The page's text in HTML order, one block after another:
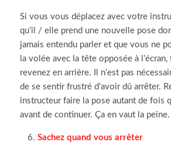
Si vous vous déplacez avec votre
qu’il / elle prend une nouvelle pose
jamais entendu parler et que vous ne
la volée avec la tête opposée à
revenez en arrière.
Il n’est pas
de se sentir frustré d’avoir dû arrêter.
instructeur faire la pose autant de fois
avant de continuer. Ça en vaut la peine.
Sachez quand vous arrêter